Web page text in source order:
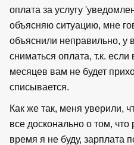
оплата за услугу
объясняю ситуацию, мне
объяснили неправильно, у
сниматься оплата, т.к. если
месяцев вам не будет
списывается.
Как же так, меня уверили,
все досконально о том,
время я не буду, зарплата